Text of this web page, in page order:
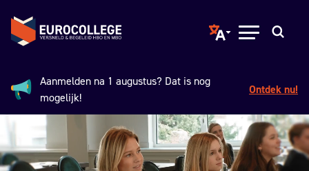
Spring naar hoofdinhoud
Terug naar de homepage
Translate page to
Open menu
Aankondiging:
Aanmelden na 1 augustus? Dat is nog
mogelijk!
Ontdek nu!